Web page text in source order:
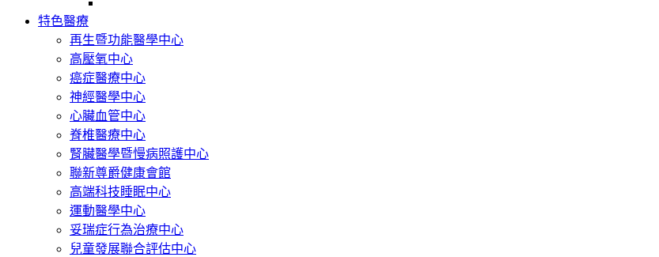
特色醫療
再生暨功能醫學中心
高壓氧中心
癌症醫療中心
神經醫學中心
心臟血管中心
脊椎醫療中心
腎臟醫學暨慢病照護中心
聯新尊爵健康會館
高端科技睡眠中心
運動醫學中心
妥瑞症行為治療中心
兒童發展聯合評估中心